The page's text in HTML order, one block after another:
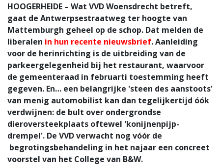
HOOGERHEIDE – Wat VVD Woensdrecht betreft,
gaat de Antwerpsestraatweg ter hoogte van
Mattemburgh geheel op de schop. Dat melden de
liberalen in hun recente nieuwsbrief. Aanleiding
voor de herinrichting is de uitbreiding van de
parkeergelegenheid bij het restaurant, waarvoor
de gemeenteraad in februarti toestemming heeft
gegeven. En… een belangrijke 'steen des aanstoots'
van menig automobilist kan dan tegelijkertijd óók
verdwijnen: de bult over ondergrondse
dieroversteekplaats oftewel 'konijnenpijp-
drempel'. De VVD verwacht nog vóór de
begrotingsbehandeling in het najaar een concreet
voorstel van het College van B&W.